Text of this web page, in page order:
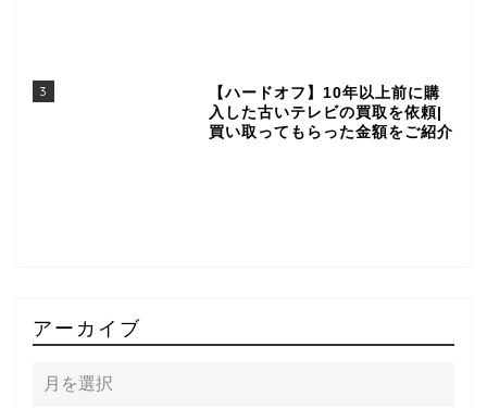
3
【ハードオフ】10年以上前に購
入した古いテレビの買取を依頼|
買い取ってもらった金額をご紹介
アーカイブ